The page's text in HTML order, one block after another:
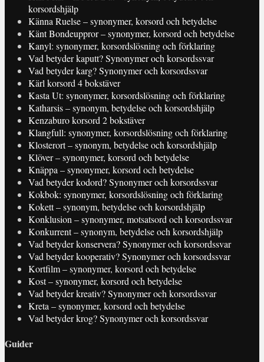
korsordshjälp
Känna Ruelse – synonymer, korsord och betydelse
Känt Bondeuppror – synonymer, korsord och betydelse
Kanyl: synonymer, korsordslösning och förklaring
Vad betyder kaputt? Synonymer och korsordssvar
Vad betyder karg? Synonymer och korsordssvar
Kärl korsord 4 bokstäver
Kasta Ut: synonymer, korsordslösning och förklaring
Katharsis – synonym, betydelse och korsordshjälp
Kenzaburo korsord 2 bokstäver
Klangfull: synonymer, korsordslösning och förklaring
Klosterort – synonym, betydelse och korsordshjälp
Klöver – synonymer, korsord och betydelse
Knäppa – synonymer, korsord och betydelse
Vad betyder kodord? Synonymer och korsordssvar
Kokbok: synonymer, korsordslösning och förklaring
Kokett – synonym, betydelse och korsordshjälp
Konklusion – synonymer, motsatsord och korsordssvar
Konkurrent – synonym, betydelse och korsordshjälp
Vad betyder konservera? Synonymer och korsordssvar
Vad betyder kooperativ? Synonymer och korsordssvar
Kortfilm – synonymer, korsord och betydelse
Kost – synonymer, korsord och betydelse
Vad betyder kreativ? Synonymer och korsordssvar
Kreta – synonymer, korsord och betydelse
Vad betyder krog? Synonymer och korsordssvar
Guider